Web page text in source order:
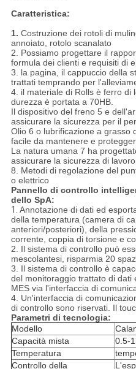
Caratteristica:
1. Costruzione dei rotoli di
annoiato, rotolo scanalato
2. Possiamo progettare il
formula dei clienti e requisiti di
3. la pagina, il cappuccio della
trattati temprando per
4. il materiale di Rolls è ferro di
durezza è portata a 70HB.
Il dispositivo del freno 5 e
assicurare la sicurezza per il
Olio 6 o lubrificazione a grasso
facile da mantenere e
La natura umana 7 ha
assicurare la sicurezza di
8. Metodi di regolazione del
o elettrico
Pannello di controllo
dello SpA:
1. Annotazione di dati ed
della temperatura (camera di
anteriori/posteriori), della
corrente, coppia di torsione e
2. Il sistema di controllo può
mescolantesi, risparmia 20
3. Il sistema di controllo è
del monitoraggio trattato di dati
MES via l'interfaccia di
4. Un'interfaccia di
di controllo sono riservati. Il
Parametri di tecnologia:
Modello
Capacità mista
0.5-
Temperatura
Controllo della